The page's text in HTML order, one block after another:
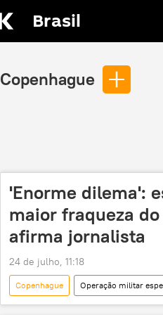
Brasil
Copenhague
'Enorme dilema':
maior fraqueza
afirma jornalista
24 de julho, 11:18
Copenhague Operação militar
Federação da Rússia
Forças